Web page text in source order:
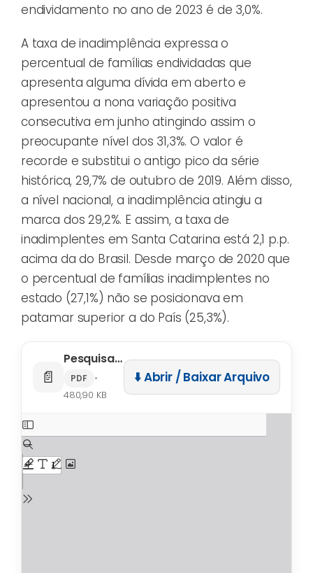
endividamento no ano de 2023 é de 3,0%.
A taxa de inadimplência expressa o
percentual de famílias endividadas que
apresenta alguma dívida em aberto e
apresentou a nona variação positiva
consecutiva em junho atingindo assim o
preocupante nível dos 31,3%. O valor é
recorde e substitui o antigo pico da série
histórica, 29,7% de outubro de 2019. Além disso,
a nível nacional, a inadimplência atingiu a
marca dos 29,2%. E assim, a taxa de
inadimplentes em Santa Catarina está 2,1 p.p.
acima da do Brasil. Desde março de 2020 que
o percentual de famílias inadimplentes no
estado (27,1%) não se posicionava em
patamar superior a do País (25,3%).
📄
Pesquisa de Endividamento e Inadimplência do Consumidor (PEIC) Junho 2023
PDF
•
480,90 KB
⬇️ Abrir / Baixar Arquivo